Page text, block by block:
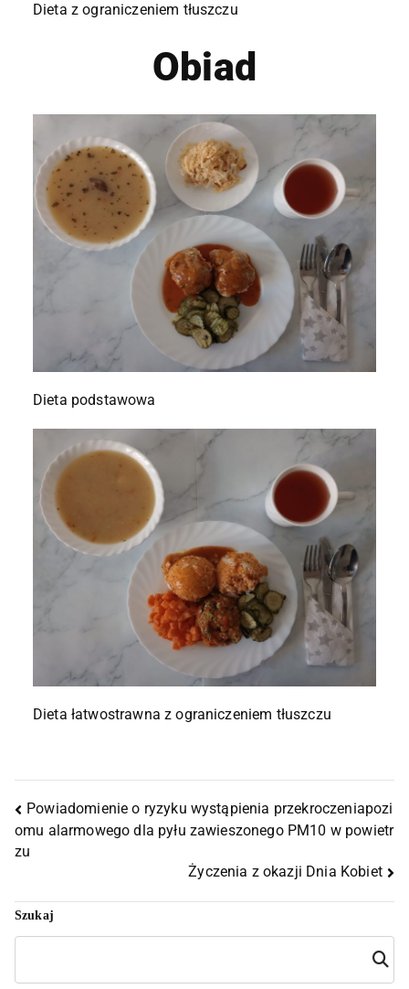
Dieta z ograniczeniem tłuszczu
Obiad
Dieta podstawowa
Dieta łatwostrawna z ograniczeniem tłuszczu
Powiadomienie o ryzyku wystąpienia przekroczeniapozi
omu alarmowego dla pyłu zawieszonego PM10 w powietr
zu
Życzenia z okazji Dnia Kobiet
Szukaj
Szuka
j